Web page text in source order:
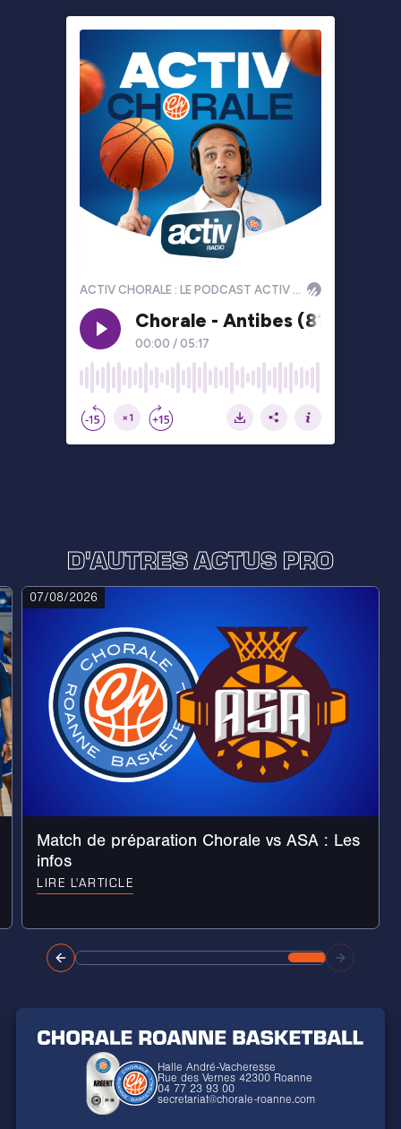
D'AUTRES ACTUS PRO
07/08/2026
Match de préparation Chorale vs ASA : Les
infos
LIRE L'ARTICLE
Halle André-Vacheresse
Rue des Vernes 42300 Roanne
04 77 23 93 00
secretariat@chorale-roanne.com